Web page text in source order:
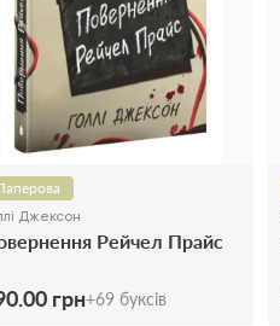
Джексон
Рейчел Прайс
грн+69 буксів